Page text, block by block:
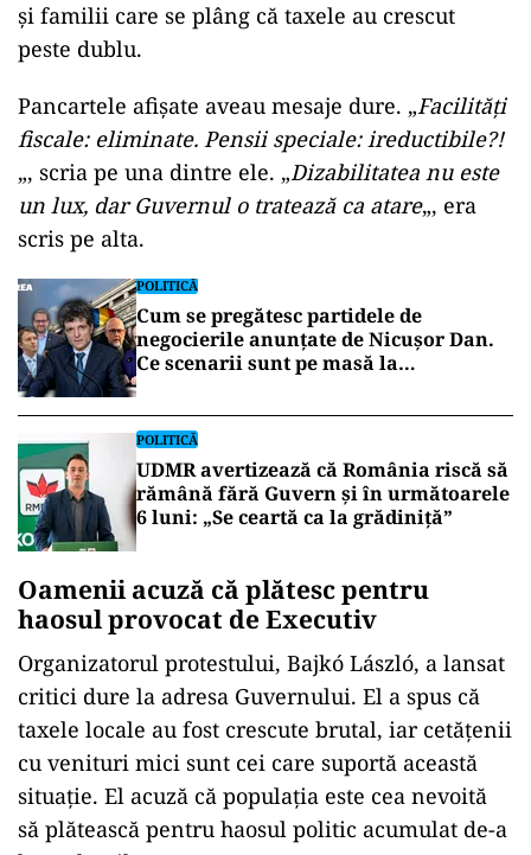
și familii care se plâng că taxele au crescut
peste dublu.
Pancartele afișate aveau mesaje dure. „Facilități
fiscale: eliminate. Pensii speciale: ireductibile?!
„, scria pe una dintre ele. „Dizabilitatea nu este
un lux, dar Guvernul o tratează ca atare„, era
scris pe alta.
POLITICĂ
Cum se pregătesc partidele de
negocierile anunțate de Nicușor Dan.
Ce scenarii sunt pe masă la
POLITICĂ
UDMR avertizează că România riscă să
rămână fără Guvern și în următoarele
6 luni: „Se ceartă ca la grădiniță”
Oamenii acuză că plătesc pentru
haosul provocat de Executiv
Organizatorul protestului, Bajkó László, a lansat
critici dure la adresa Guvernului. El a spus că
taxele locale au fost crescute brutal, iar cetățenii
cu venituri mici sunt cei care suportă această
situație. El acuză că populația este cea nevoită
să plătească pentru haosul politic acumulat de-a